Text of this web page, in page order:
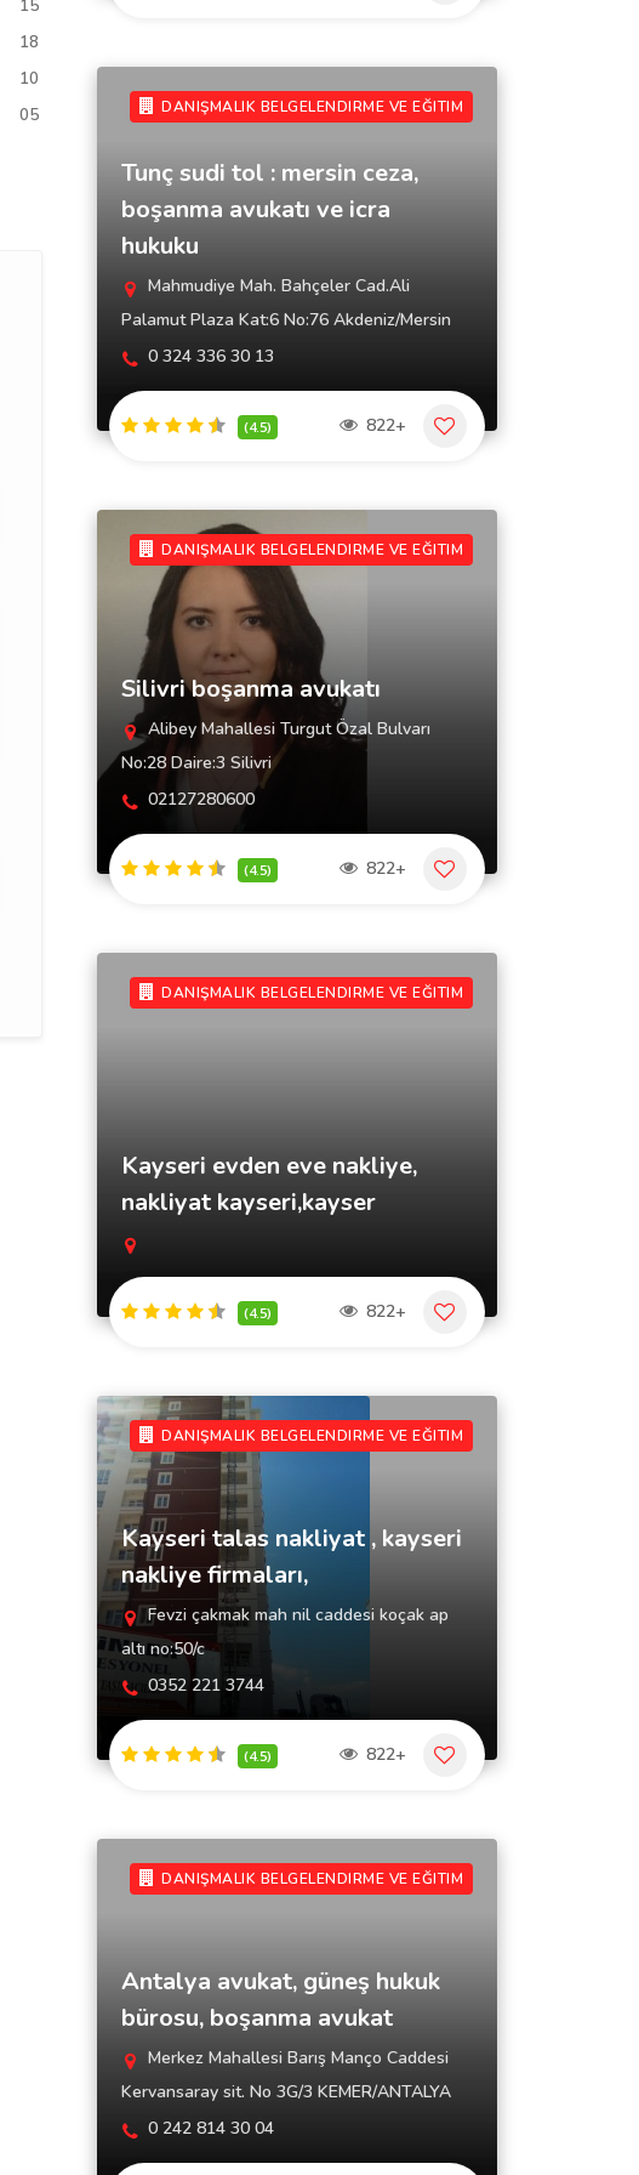
15
18
10
05 DANIŞMALIK BELGELENDIRME VE EĞITIM
Tunç sudi tol : mersin ceza,
boşanma avukatı ve icra
hukuku
Mahmudiye Mah. Bahçeler Cad.Ali
Palamut Plaza Kat:6 No:76 Akdeniz/Mersin
0 324 336 30 13
(4.5) 822+
DANIŞMALIK BELGELENDIRME VE EĞITIM
Silivri boşanma avukatı
Alibey Mahallesi Turgut Özal Bulvarı
No:28 Daire:3 Silivri
02127280600
(4.5) 822+
DANIŞMALIK BELGELENDIRME VE EĞITIM
Kayseri evden eve nakliye,
nakliyat kayseri,kayser
(4.5) 822+
DANIŞMALIK BELGELENDIRME VE EĞITIM
Kayseri talas nakliyat , kayseri
nakliye firmaları,
Fevzi çakmak mah nil caddesi koçak ap
altı no:50/c
0352 221 3744
(4.5) 822+
DANIŞMALIK BELGELENDIRME VE EĞITIM
Antalya avukat, güneş hukuk
bürosu, boşanma avukat
Merkez Mahallesi Barış Manço Caddesi
Kervansaray sit. No 3G/3 KEMER/ANTALYA
0 242 814 30 04